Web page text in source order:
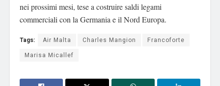
nei prossimi mesi, tese a costruire saldi legami
commerciali con la Germania e il Nord Europa.
Tags: Air Malta Charles Mangion
Francoforte
Marisa Micallef